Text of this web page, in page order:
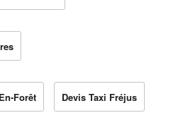
Forêt Devis Taxi Fréjus